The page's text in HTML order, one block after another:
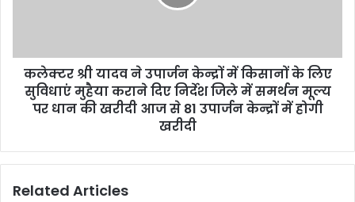
कलेक्टर श्री यादव ने उपार्जन केन्द्रों में किसानों के लिए
सुविधाएं मुहैया कराने दिए निर्देश जिले में समर्थन मूल्य
पर धान की खरीदी आज से 81 उपार्जन केन्द्रों में होगी
खरीदी
Related Articles